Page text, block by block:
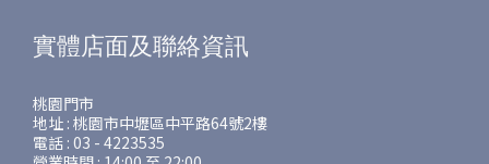
實體店面及聯絡資訊
桃園門市
地址 : 桃園市中壢區中平路64號2樓
電話 : 03 - 4223535